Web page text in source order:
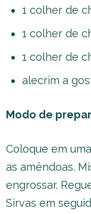
1 colher de
1 colher de
1 colher de
alecrim a
Modo de
Coloque em
as amêndoas.
engrossar.
Sirvas em